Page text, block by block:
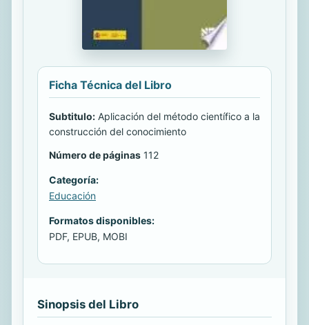
Ficha Técnica del Libro
Subtitulo: Aplicación del método científico a la
construcción del conocimiento
Número de páginas 112
Categoría:
Educación
Formatos disponibles:
PDF, EPUB, MOBI
Sinopsis del Libro